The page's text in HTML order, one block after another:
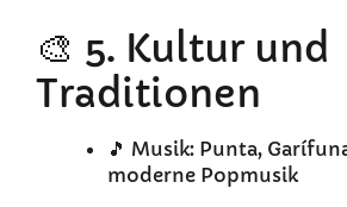
🎨 5. Kultur und
Traditionen
🎵 Musik: Punta,
moderne Popmusik